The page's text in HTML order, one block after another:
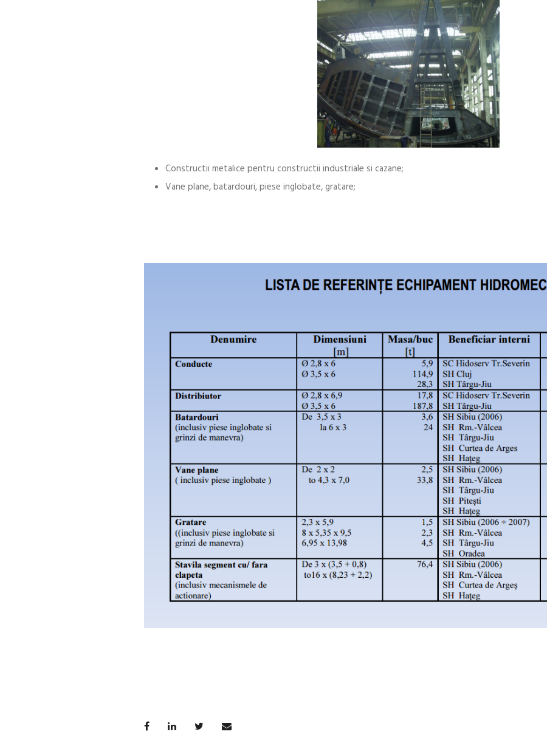
Constructii metalice pentru constructii industriale si cazane;
Vane plane, batardouri, piese inglobate, gratare;